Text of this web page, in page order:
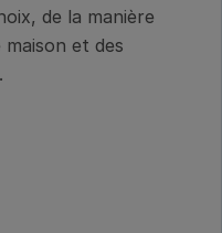
de la manière
et des